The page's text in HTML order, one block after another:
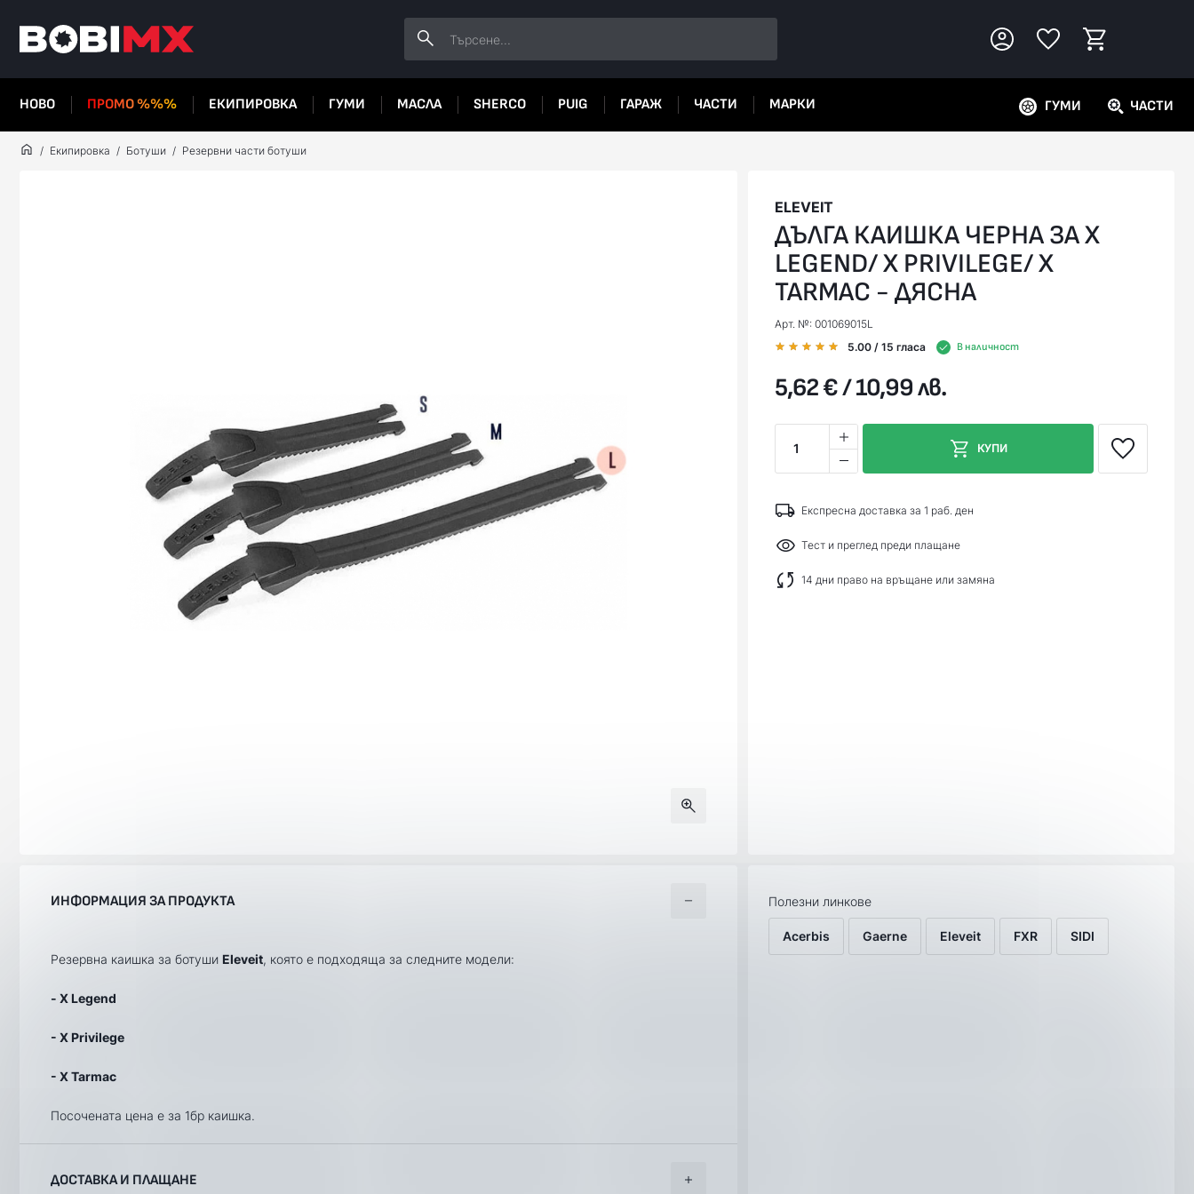
НОВО ПРОМО %%% ЕКИПИРОВКА ГУМИ МАСЛА SHERCO PUIG ГАРАЖ ЧАСТИ МАРКИ ГУМИ ЧАСТИ
Екипировка Ботуши Резервни части ботуши
ELEVEIT
ДЪЛГА КАИШКА ЧЕРНА ЗА X
LEGEND/ X PRIVILEGE/ X
TARMAC - ДЯСНА
Арт. №: 001069015L
5.00 / 15 гласа В наличност
5,62 € / 10,99 лв.
1 КУПИ
Експресна доставка за 1 раб. ден
Тест и преглед преди плащане
14 дни право на връщане или замяна
ИНФОРМАЦИЯ ЗА ПРОДУКТА
Резервна каишка за ботуши Eleveit, която е подходяща за следните модели:
- X Legend
- X Privilege
- X Tarmac
Посочената цена е за 1бр каишка.
ДОСТАВКА И ПЛАЩАНЕ
Полезни линкове
Acerbis Gaerne Eleveit FXR SIDI